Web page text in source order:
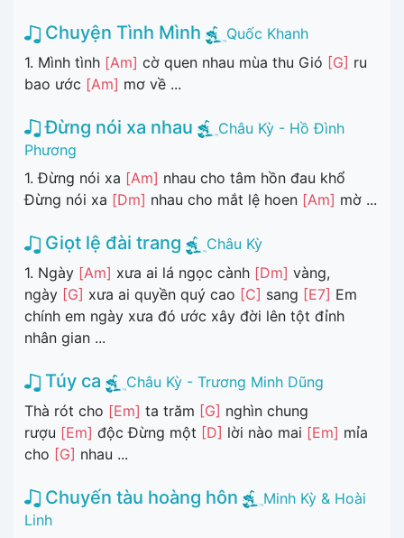
Chuyện Tình Mình
Quốc Khanh
1. Mình tình [Am] cờ quen nhau mùa thu Gió [G] ru
bao ước [Am] mơ về ...
Đừng nói xa nhau
Châu Kỳ - Hồ Đình
Phương
1. Đừng nói xa [Am] nhau cho tâm hồn đau khổ
Đừng nói xa [Dm] nhau cho mắt lệ hoen [Am] mờ ...
Giọt lệ đài trang
Châu Kỳ
1. Ngày [Am] xưa ai lá ngọc cành [Dm] vàng,
ngày [G] xưa ai quyền quý cao [C] sang [E7] Em
chính em ngày xưa đó ước xây đời lên tột đỉnh
nhân gian ...
Túy ca
Châu Kỳ - Trương Minh Dũng
Thà rót cho [Em] ta trăm [G] nghìn chung
rượu [Em] độc Đừng một [D] lời nào mai [Em] mỉa
cho [G] nhau ...
Chuyến tàu hoàng hôn
Minh Kỳ & Hoài
Linh